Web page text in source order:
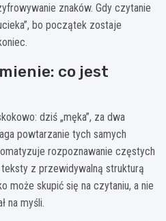
znaków. Gdy czytanie
bo początek zostaje
co jest
dziś „męka”, za dwa
powtarzanie tych samych
rozpoznawanie częstych
z przewidywalną strukturą
może skupić się na czytaniu, a nie
na myśli.